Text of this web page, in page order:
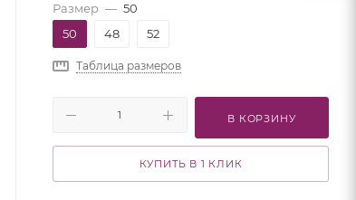
Размер — 50
50
48 52
Таблица размеров
В КОРЗИНУ
КУПИТЬ В 1 КЛИК